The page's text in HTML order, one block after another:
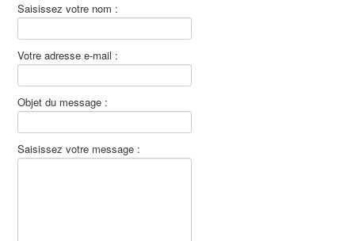
Saisissez votre nom :
Votre adresse e-mail :
Objet du message :
Saisissez votre message :